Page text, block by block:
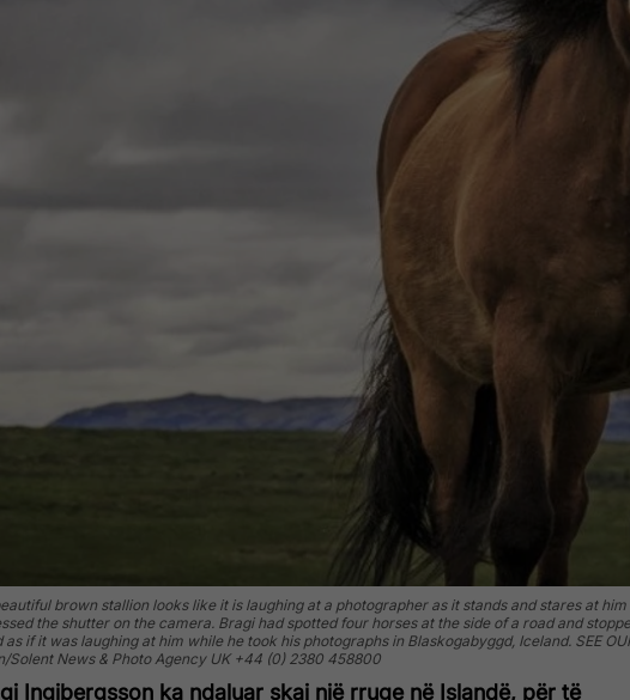
brown stallion looks like it is laughing at a photographer as it stands and stares at
the shutter on the camera. Bragi had spotted four horses at the side of a road and
if it was laughing at him while he took his photographs in Blaskogabyggd, Iceland. SEE
News & Photo Agency UK +44 (0) 2380 458800
Ingibergsson ka ndaluar skaj një rruge në Islandë, për të